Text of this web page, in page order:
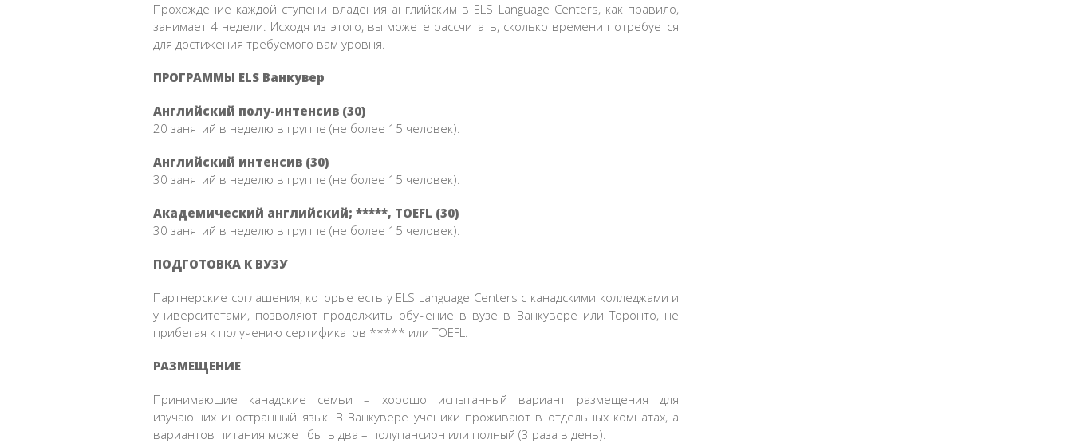
Прохождение каждой ступени владения английским в ELS Language Centers, как правило,
занимает 4 недели. Исходя из этого, вы можете рассчитать, сколько времени потребуется
для достижения требуемого вам уровня.
ПРОГРАММЫ ELS Ванкувер
Английский полу-интенсив (30)
20 занятий в неделю в группе (не более 15 человек).
Английский интенсив (30)
30 занятий в неделю в группе (не более 15 человек).
Академический английский; *****, TOEFL (30)
30 занятий в неделю в группе (не более 15 человек).
ПОДГОТОВКА К ВУЗУ
Партнерские соглашения, которые есть у ELS Language Centers с канадскими колледжами и
университетами, позволяют продолжить обучение в вузе в Ванкувере или Торонто, не
прибегая к получению сертификатов ***** или TOEFL.
РАЗМЕЩЕНИЕ
Принимающие канадские семьи – хорошо испытанный вариант размещения для
изучающих иностранный язык. В Ванкувере ученики проживают в отдельных комнатах, а
вариантов питания может быть два – полупансион или полный (3 раза в день).